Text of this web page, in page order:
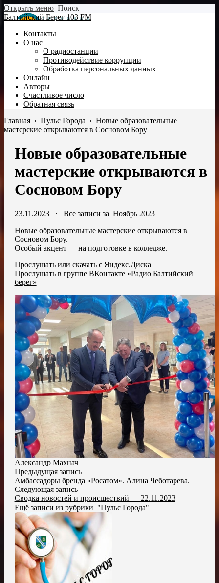
Открыть меню Поиск
Балтийский Берег 103 FM
Контакты
О нас
О радиостанции
Противодействие коррупции
Обработка персональных данных
Онлайн
Авторы
Счастливое число
Обратная связь
Главная › Пульс Города › Новые образовательные
мастерские открываются в Сосновом Бору
Новые образовательные
мастерские открываются в
Сосновом Бору
23.11.2023· Все записи за Ноябрь 2023
Новые образовательные мастерские открываются в
Сосновом Бору.
Особый акцент — на подготовке в колледже.
Прослушать или скачать с Яндекс.Диска
Прослушать в группе ВКонтакте «Радио Балтийский
берег»
Александр Махнач
Предыдущая запись
Амбассадоры бренда «Росатом». Алина Чеботарева.
Следующая запись
Сводка новостей и происшествий — 22.11.2023
Ещё записи из рубрики "Пульс Города"